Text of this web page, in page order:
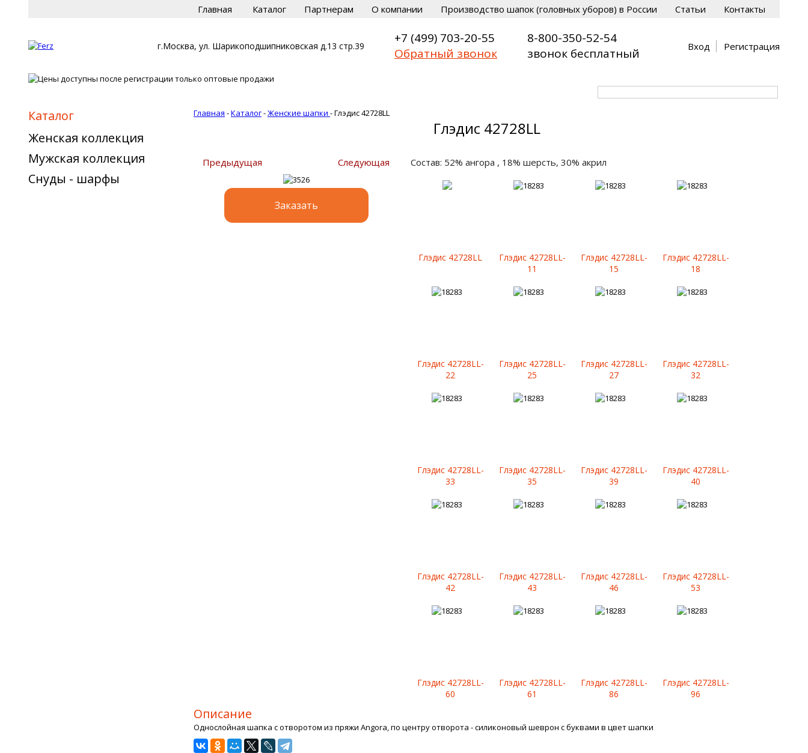
Главная Каталог Партнерам О компании Производство шапок (головных уборов) в России Статьи Контакты
г.Москва, ул. Шарикоподшипниковская д.13 стр.39
+7 (499) 703-20-55
Обратный звонок
8-800-350-52-54
звонок бесплатный
Вход Регистрация
Каталог
Женская коллекция
Мужская коллекция
Снуды - шарфы
Главная -Каталог-Женские шапки -Глэдис 42728LL
Глэдис 42728LL
Предыдущая Следующая
Заказать
Состав: 52% ангора , 18% шерсть, 30% акрил
Глэдис 42728LL
Глэдис 42728LL-
11
Глэдис 42728LL-
15
Глэдис 42728LL-
18
Глэдис 42728LL-
22
Глэдис 42728LL-
25
Глэдис 42728LL-
27
Глэдис 42728LL-
32
Глэдис 42728LL-
33
Глэдис 42728LL-
35
Глэдис 42728LL-
39
Глэдис 42728LL-
40
Глэдис 42728LL-
42
Глэдис 42728LL-
43
Глэдис 42728LL-
46
Глэдис 42728LL-
53
Глэдис 42728LL-
60
Глэдис 42728LL-
61
Глэдис 42728LL-
86
Глэдис 42728LL-
96
Описание
Однослойная шапка с отворотом из пряжи Angora, по центру отворота - силиконовый шеврон с буквами в цвет шапки